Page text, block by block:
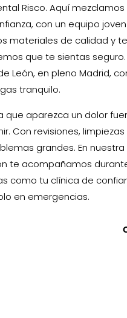
Risco. Aquí
con un equipo
materiales de calidad y
que te sientas seguro.
León, en pleno Madrid,
tranquilo.
que aparezca un dolor
Con revisiones,
grandes. En nuestra
te acompañamos
como tu clínica de
en emergencias.